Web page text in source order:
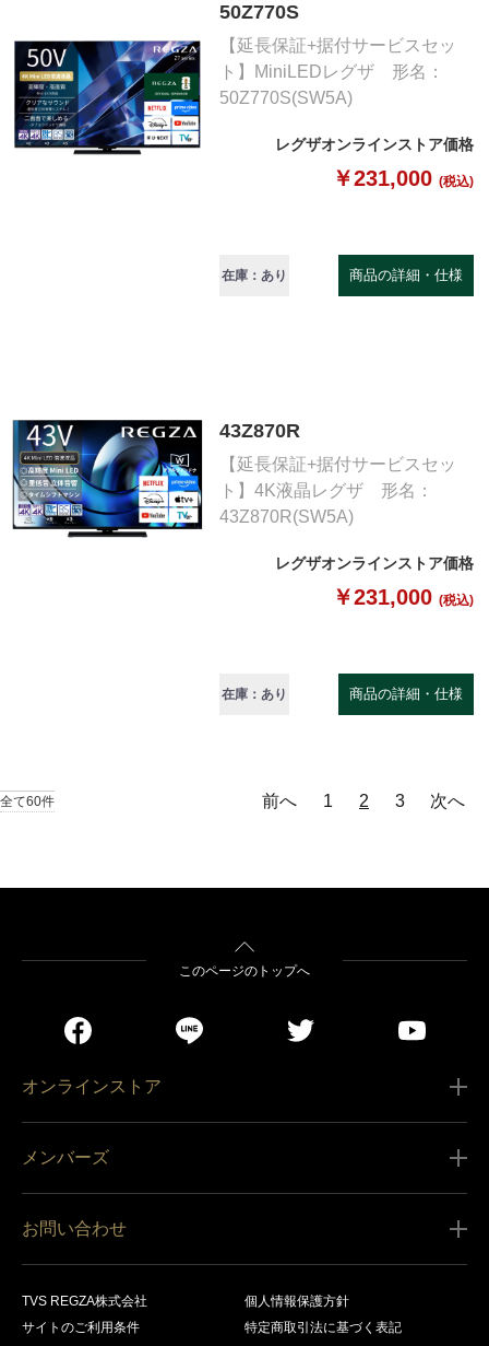
50Z770S
【延長保証+据付サービスセッ
ト】MiniLEDレグザ 形名：
50Z770S(SW5A)
レグザオンラインストア価格
￥231,000 (税込)
在庫：あり 商品の詳細・仕様
43Z870R
【延長保証+据付サービスセッ
ト】4K液晶レグザ 形名：
43Z870R(SW5A)
レグザオンラインストア価格
￥231,000 (税込)
在庫：あり 商品の詳細・仕様
全て60件 前へ 1 2 3 次へ
このページのトップへ
オンラインストア
営業日カレンダー
メンバーズ
会員規約
商品登録
お問い合わせ
TVS REGZA株式会社
個人情報保護方針
サイトのご利用条件
特定商取引法に基づく表記